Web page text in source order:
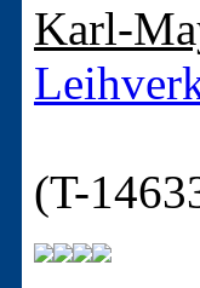
Karl-
(T-